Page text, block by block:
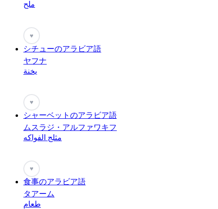
ملح
♥
シチューのアラビア語
ヤフナ
يخنة
♥
シャーベットのアラビア語
ムスラジ・アルファワキフ
مثلج الفواكه
♥
食事のアラビア語
タアーム
طعام